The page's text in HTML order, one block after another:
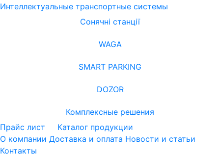
Интеллектуальные транспортные системы
Сонячні станції
WAGA
SMART PARKING
DOZOR
Комплексные решения
Прайс лист
Каталог продукции
О компании Доставка и оплата Новости и статьи
Контакты